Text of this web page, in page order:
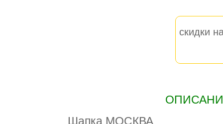
скидки
Шапка МОСКВА